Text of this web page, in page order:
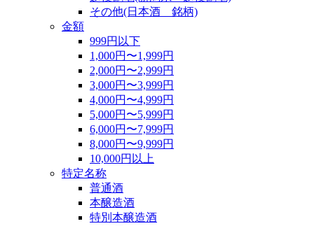
その他(日本酒 銘柄)
金額
999円以下
1,000円〜1,999円
2,000円〜2,999円
3,000円〜3,999円
4,000円〜4,999円
5,000円〜5,999円
6,000円〜7,999円
8,000円〜9,999円
10,000円以上
特定名称
普通酒
本醸造酒
特別本醸造酒